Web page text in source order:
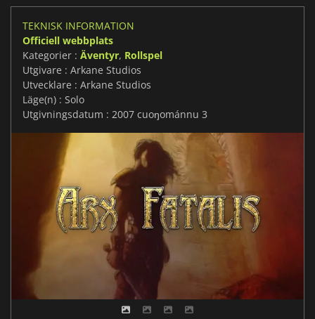
TEKNISK INFORMATION
Officiell webbplats
Kategorier : Äventyr, Rollspel
Utgivare : Arkane Studios
Utvecklare : Arkane Studios
Läge(n) : Solo
Utgivningsdatum : 2007 cuoŋománnu 3